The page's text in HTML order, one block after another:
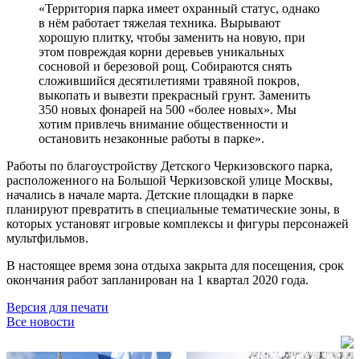
«Территория парка имеет охранный статус, однако
в нём работает тяжелая техника. Вырывают
хорошую плитку, чтобы заменить на новую, при
этом повреждая корни деревьев уникальных
сосновой и березовой рощ. Собираются снять
сложившийся десятилетиями травяной покров,
выкопать и вывезти прекрасный грунт. Заменить
350 новых фонарей на 500 «более новых». Мы
хотим привлечь внимание общественности и
остановить незаконные работы в парке».
Работы по благоустройству Детского Черкизовского парка,
расположенного на Большой Черкизовской улице Москвы,
начались в начале марта. Детские площадки в парке
планируют превратить в специальные тематические зоны, в
которых установят игровые комплексы и фигуры персонажей
мультфильмов.
В настоящее время зона отдыха закрыта для посещения, срок
окончания работ запланирован на 1 квартал 2020 года.
Версия для печати
Все новости